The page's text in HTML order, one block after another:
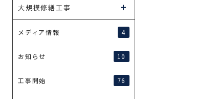
大規模修繕工事
メディア情報 4
お知らせ 10
工事開始 76